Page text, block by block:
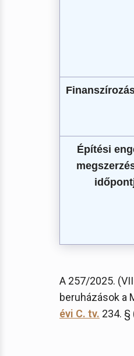
Építési
A 257/2025.
beruházások a
évi C. tv. 234. §